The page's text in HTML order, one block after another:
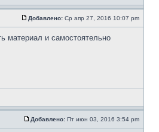
Добавлено: Ср апр 27, 2016 10:07 pm
материал и самостоятельно
Добавлено: Пт июн 03, 2016 3:54 pm